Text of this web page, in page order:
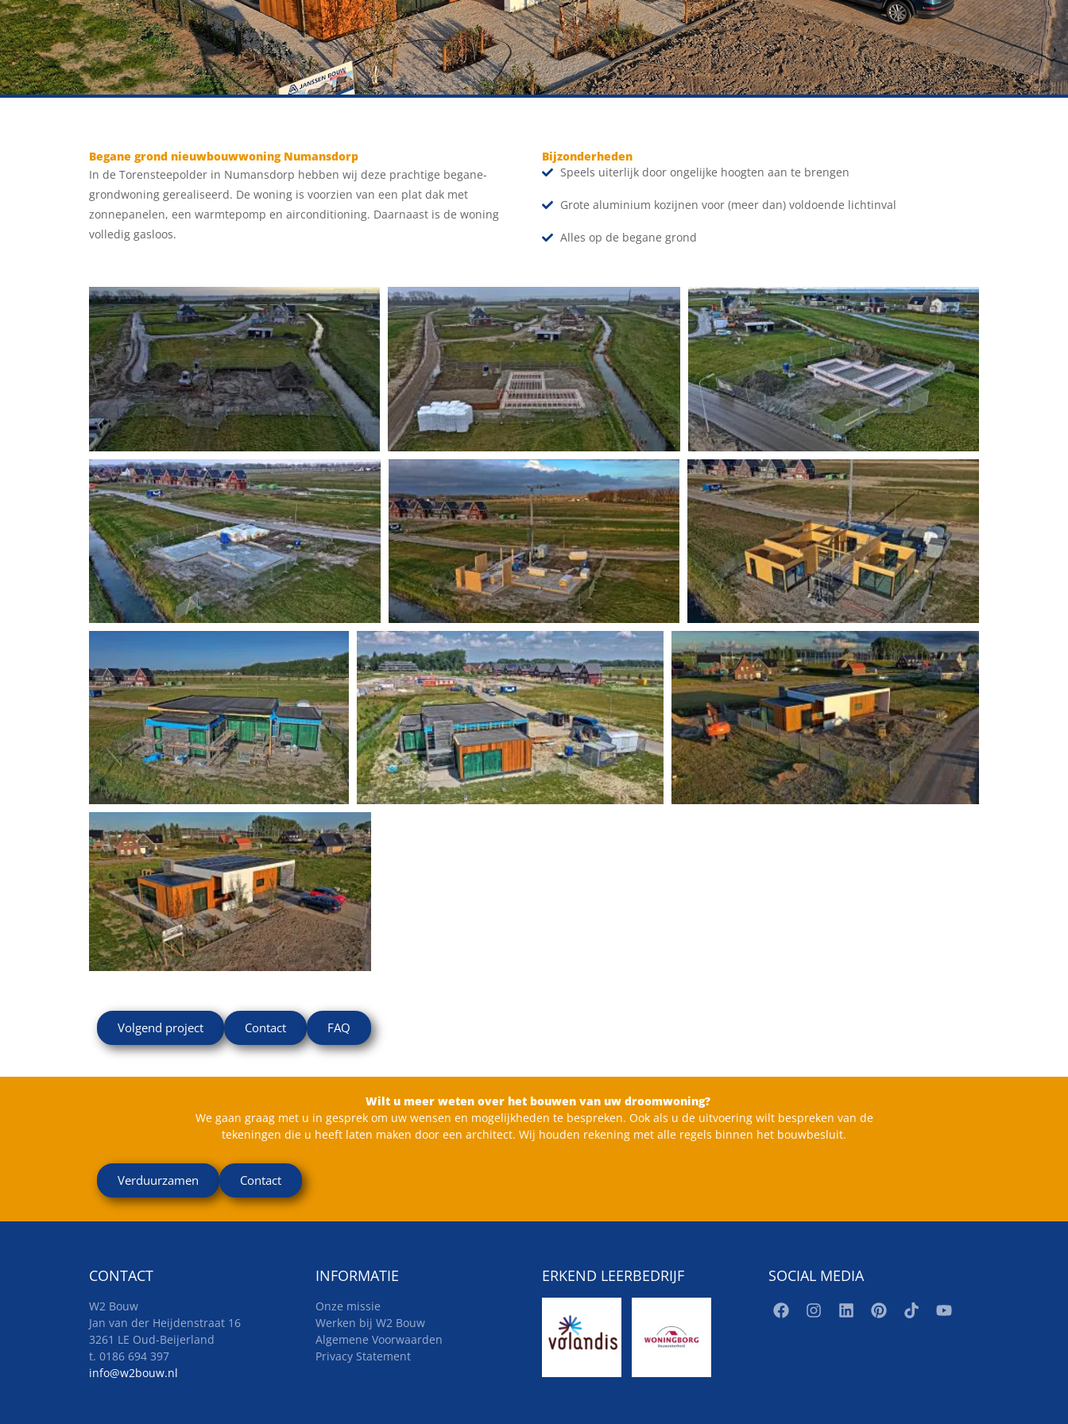
Begane grond nieuwbouwwoning Numansdorp
In de Torensteepolder in Numansdorp hebben wij deze prachtige begane-
grondwoning gerealiseerd. De woning is voorzien van een plat dak met
zonnepanelen, een warmtepomp en airconditioning. Daarnaast is de woning
volledig gasloos.
Bijzonderheden
Speels uiterlijk door ongelijke hoogten aan te brengen
Grote aluminium kozijnen voor (meer dan) voldoende lichtinval
Alles op de begane grond
Volgend project Contact FAQ
Wilt u meer weten over het bouwen van uw droomwoning?
We gaan graag met u in gesprek om uw wensen en mogelijkheden te bespreken. Ook als u de uitvoering wilt bespreken van de
tekeningen die u heeft laten maken door een architect. Wij houden rekening met alle regels binnen het bouwbesluit.
Verduurzamen Contact
CONTACT
W2 Bouw
Jan van der Heijdenstraat 16
3261 LE Oud-Beijerland
t. 0186 694 397
info@w2bouw.nl
INFORMATIE
Onze missie
Werken bij W2 Bouw
Algemene Voorwaarden
Privacy Statement
ERKEND LEERBEDRIJF SOCIAL MEDIA